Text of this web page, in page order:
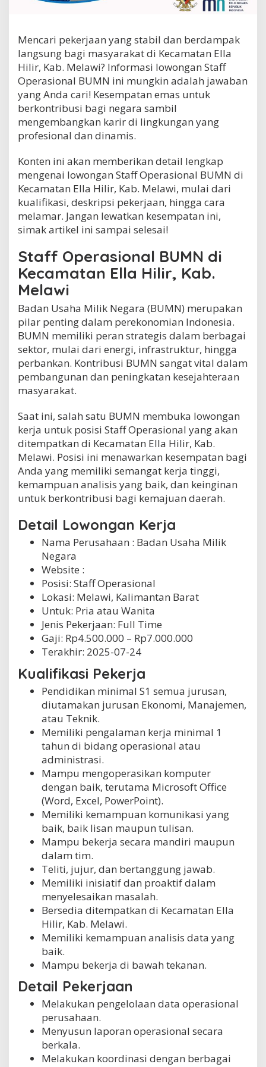
o
n
a
l
B
U
M
N
d
i
e
c
a
m
a
a
n
l
l
a
l
i
r
,
K
a
.
l
w
i
Mencari pekerjaan yang stabil dan berdampak
langsung bagi masyarakat di Kecamatan Ella
Hilir, Kab. Melawi? Informasi lowongan Staff
Operasional BUMN ini mungkin adalah jawaban
yang Anda cari! Kesempatan emas untuk
berkontribusi bagi negara sambil
mengembangkan karir di lingkungan yang
profesional dan dinamis.
Konten ini akan memberikan detail lengkap
mengenai lowongan Staff Operasional BUMN di
Kecamatan Ella Hilir, Kab. Melawi, mulai dari
kualifikasi, deskripsi pekerjaan, hingga cara
melamar. Jangan lewatkan kesempatan ini,
simak artikel ini sampai selesai!
Staff Operasional BUMN di
Kecamatan Ella Hilir, Kab.
Melawi
Badan Usaha Milik Negara (BUMN) merupakan
pilar penting dalam perekonomian Indonesia.
BUMN memiliki peran strategis dalam berbagai
sektor, mulai dari energi, infrastruktur, hingga
perbankan. Kontribusi BUMN sangat vital dalam
pembangunan dan peningkatan kesejahteraan
masyarakat.
Saat ini, salah satu BUMN membuka lowongan
kerja untuk posisi Staff Operasional yang akan
ditempatkan di Kecamatan Ella Hilir, Kab.
Melawi. Posisi ini menawarkan kesempatan bagi
Anda yang memiliki semangat kerja tinggi,
kemampuan analisis yang baik, dan keinginan
untuk berkontribusi bagi kemajuan daerah.
Detail Lowongan Kerja
Nama Perusahaan : Badan Usaha Milik
Negara
Website :
Posisi: Staff Operasional
Lokasi: Melawi, Kalimantan Barat
Untuk: Pria atau Wanita
Jenis Pekerjaan: Full Time
Gaji: Rp4.500.000 – Rp7.000.000
Terakhir: 2025-07-24
Kualifikasi Pekerja
Pendidikan minimal S1 semua jurusan,
diutamakan jurusan Ekonomi, Manajemen,
atau Teknik.
Memiliki pengalaman kerja minimal 1
tahun di bidang operasional atau
administrasi.
Mampu mengoperasikan komputer
dengan baik, terutama Microsoft Office
(Word, Excel, PowerPoint).
Memiliki kemampuan komunikasi yang
baik, baik lisan maupun tulisan.
Mampu bekerja secara mandiri maupun
dalam tim.
Teliti, jujur, dan bertanggung jawab.
Memiliki inisiatif dan proaktif dalam
menyelesaikan masalah.
Bersedia ditempatkan di Kecamatan Ella
Hilir, Kab. Melawi.
Memiliki kemampuan analisis data yang
baik.
Mampu bekerja di bawah tekanan.
Detail Pekerjaan
Melakukan pengelolaan data operasional
perusahaan.
Menyusun laporan operasional secara
berkala.
Melakukan koordinasi dengan berbagai